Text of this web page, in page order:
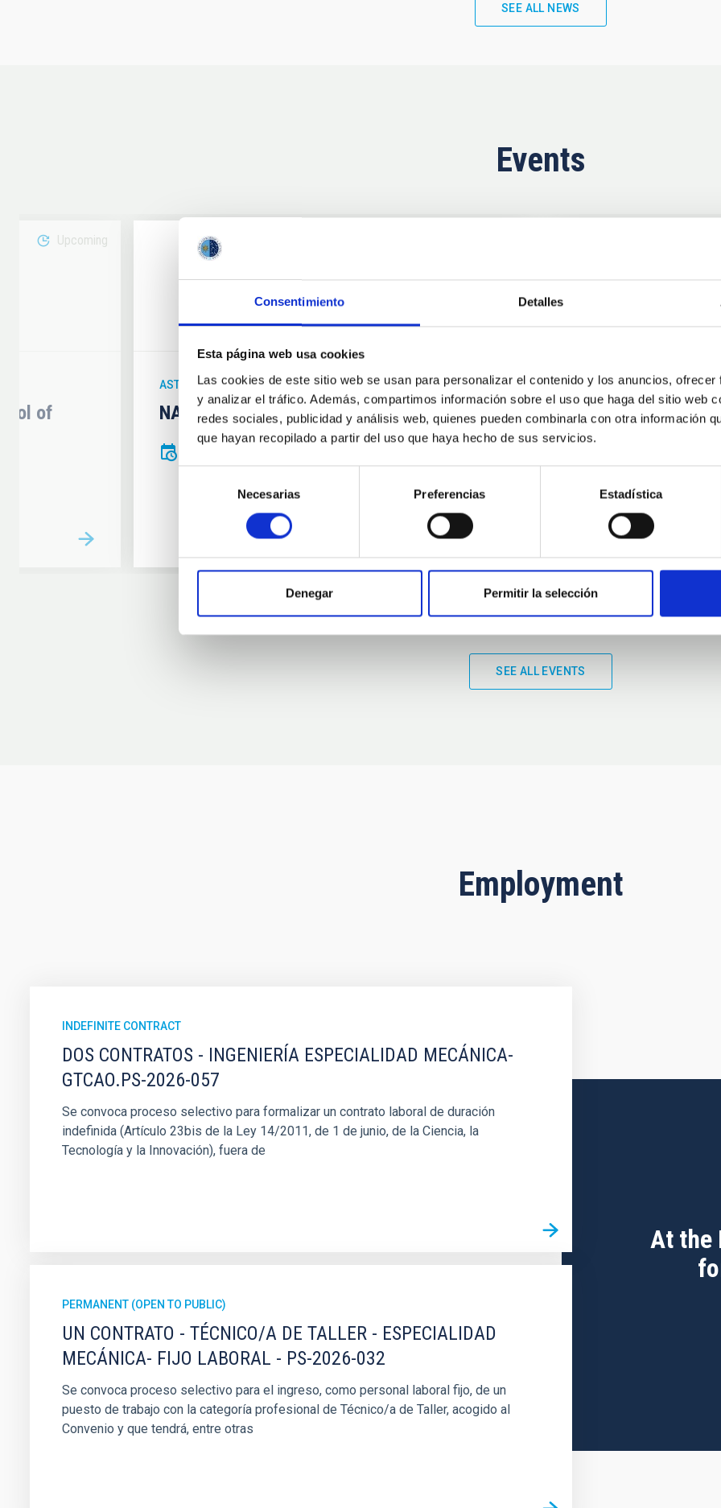
Consentimiento Detalles
Esta página web usa cookies
Las cookies de este sitio web se usan para personalizar el contenido y los anuncios,
y analizar el tráfico. Además, compartimos información sobre el uso que haga del sitio web
redes sociales, publicidad y análisis web, quienes pueden combinarla con otra información
que hayan recopilado a partir del uso que haya hecho de sus servicios.
consentimiento
Necesarias Preferencias Estadística
Denegar Permitir la selección
SEE ALL NEWS
Events
Upcoming
of
08
AUG 26
11
AUG 26
ASTRONOMICAL EVENT
NATE en Palencia - Eclipse Agosto 2026
10
CONFERENCE
Substellar
SEE ALL EVENTS
Employment
INDEFINITE CONTRACT
DOS CONTRATOS - INGENIERÍA ESPECIALIDAD MECÁNICA-
GTCAO.PS-2026-057
Se convoca proceso selectivo para formalizar un contrato laboral de duración
indefinida (Artículo 23bis de la Ley 14/2011, de 1 de junio, de la Ciencia, la
Tecnología y la Innovación), fuera de
PERMANENT (OPEN TO PUBLIC)
UN CONTRATO - TÉCNICO/A DE TALLER - ESPECIALIDAD
MECÁNICA- FIJO LABORAL - PS-2026-032
Se convoca proceso selectivo para el ingreso, como personal laboral fijo, de un
puesto de trabajo con la categoría profesional de Técnico/a de Taller, acogido al
Convenio y que tendrá, entre otras
At the